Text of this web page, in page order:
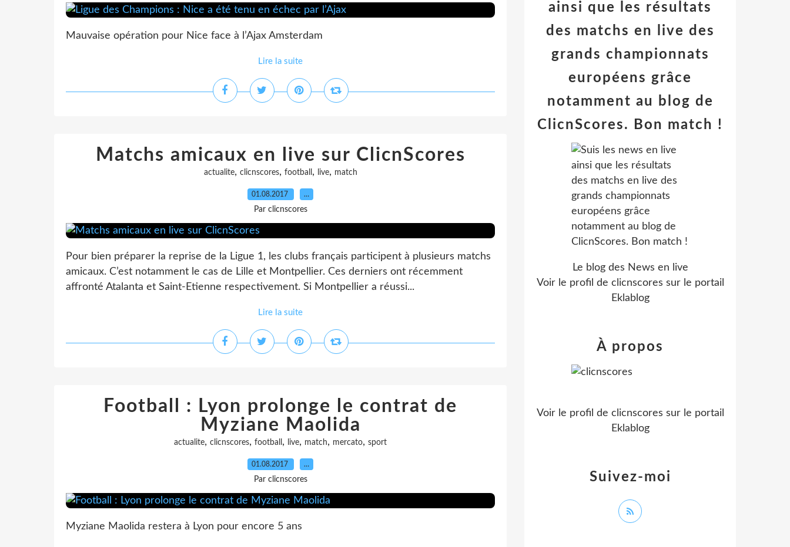
Mauvaise opération pour Nice face à l’Ajax Amsterdam
Lire la suite
Matchs amicaux en live sur ClicnScores
actualite, clicnscores, football , live, match
01.08.2017 …
Par clicnscores
Pour bien préparer la reprise de la Ligue 1, les clubs français participent à plusieurs matchs
amicaux. C’est notamment le cas de Lille et Montpellier. Ces derniers ont récemment
affronté Atalanta et Saint-Etienne respectivement. Si Montpellier a réussi...
Lire la suite
Football : Lyon prolonge le contrat de
Myziane Maolida
actualite, clicnscores, football , live, match, mercato, sport
01.08.2017 …
Par clicnscores
Myziane Maolida restera à Lyon pour encore 5 ans
ainsi que les résultats
des matchs en live des
grands championnats
européens grâce
notamment au blog de
ClicnScores. Bon match !
Le blog des News en live
Voir le profil de clicnscores sur le portail
Eklablog
Suivez-moi
À propos
Voir le profil de clicnscores sur le portail
Eklablog